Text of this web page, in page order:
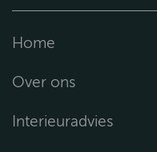
Home
Over ons
Interieuradvies